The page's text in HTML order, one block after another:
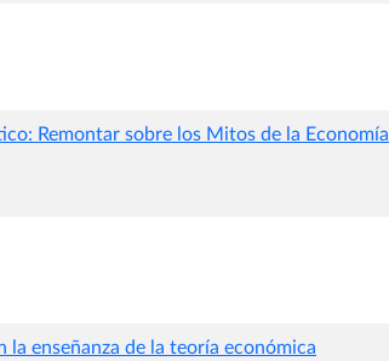
Remontar sobre los Mitos de la Economía
la enseñanza de la teoría económica